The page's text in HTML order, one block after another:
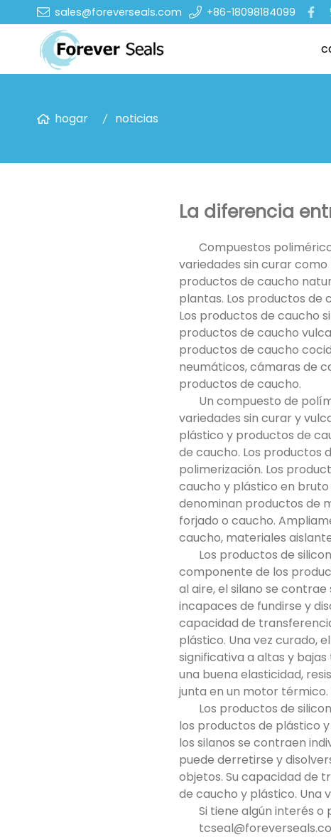
sales@foreverseals.com +86-18098184099
hogar noticias
La diferencia
Compuestos
variedades sin curar como
productos de caucho
plantas. Los productos de
Los productos de caucho
productos de caucho
productos de caucho
neumáticos, cámaras de
productos de caucho.
Un compuesto de
variedades sin curar y
plástico y productos de
de caucho. Los productos
polimerización. Los
caucho y plástico en
denominan productos de
forjado o caucho.
caucho, materiales
Los productos de
componente de los
al aire, el silano se
incapaces de fundirse y
capacidad de
plástico. Una vez curado,
significativa a altas y
una buena elasticidad,
junta en un motor
Los productos de
los productos de plástico
los silanos se contraen
puede derretirse y
objetos. Su capacidad de
de caucho y plástico. Una
Si tiene algún interés